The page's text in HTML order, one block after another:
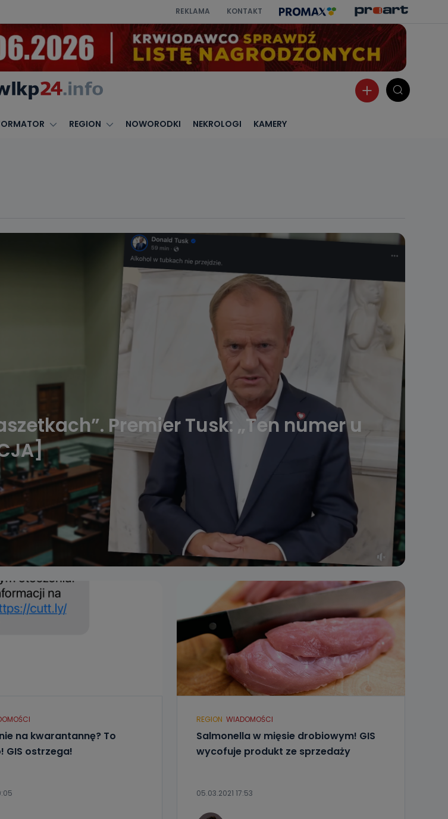
REKLAMA KONTAKT
REGION NOWORODKI NEKROLOGI KAMERY
Premier Tusk: „Ten numer u
na kwarantannę? To
GIS ostrzega!
REGION WIADOMOŚCI
Salmonella w mięsie drobiowym! GIS
wycofuje produkt ze sprzedaży
05.03.2021 17:53